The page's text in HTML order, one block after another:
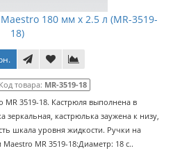
180 мм x 2.5 л (MR-3519-
18)
Код товара: MR-3519-18
MR 3519-18. Кастрюля выполнена в
кастрюлька заужена к низу,
шкала уровня жидкости. Ручки на
Maestro MR 3519-18:Диаметр: 18 с..